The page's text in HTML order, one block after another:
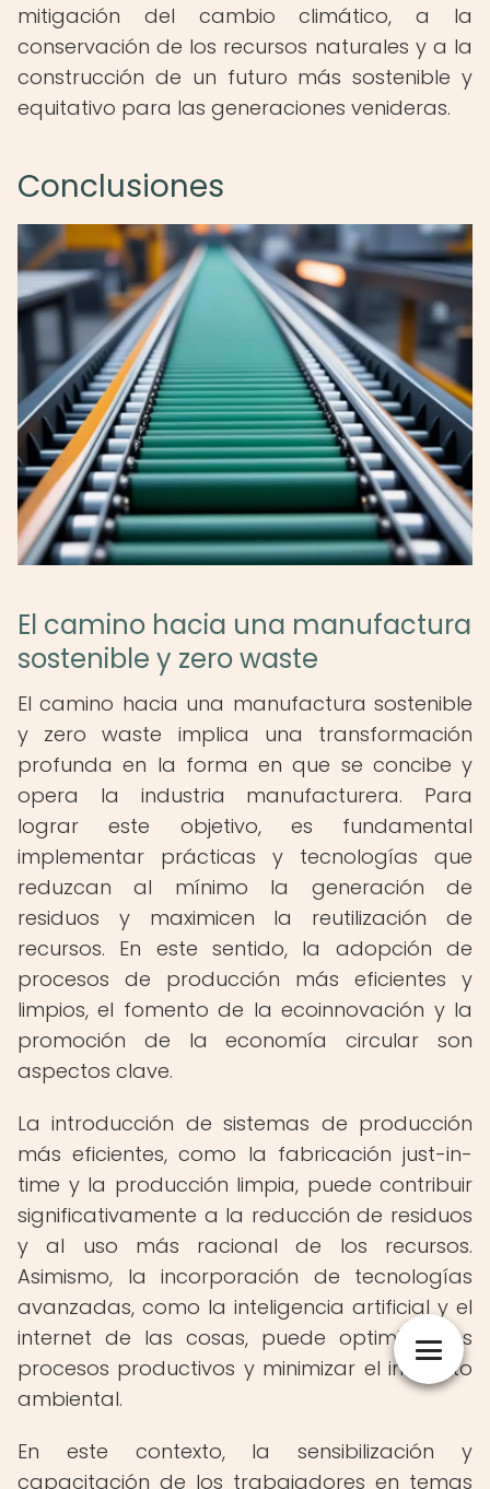
mitigación del cambio climático, a la
conservación de los recursos naturales y a la
construcción de un futuro más sostenible y
equitativo para las generaciones venideras.
Conclusiones
El camino hacia una manufactura
sostenible y zero waste
El camino hacia una manufactura sostenible
y zero waste implica una transformación
profunda en la forma en que se concibe y
opera la industria manufacturera. Para
lograr este objetivo, es fundamental
implementar prácticas y tecnologías que
reduzcan al mínimo la generación de
residuos y maximicen la reutilización de
recursos. En este sentido, la adopción de
procesos de producción más eficientes y
limpios, el fomento de la ecoinnovación y la
promoción de la economía circular son
aspectos clave.
La introducción de sistemas de producción
más eficientes, como la fabricación just-in-
time y la producción limpia, puede contribuir
significativamente a la reducción de residuos
y al uso más racional de los recursos.
Asimismo, la incorporación de tecnologías
avanzadas, como la inteligencia artificial y el
internet de las cosas, puede optimizar los
procesos productivos y minimizar el impacto
ambiental.
En este contexto, la sensibilización y
capacitación de los trabajadores en temas